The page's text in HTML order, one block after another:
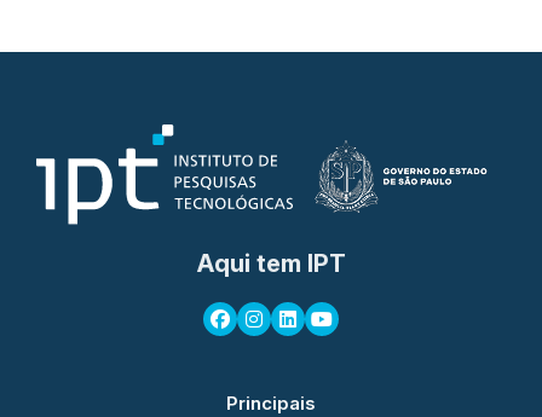
Aqui tem IPT
Principais